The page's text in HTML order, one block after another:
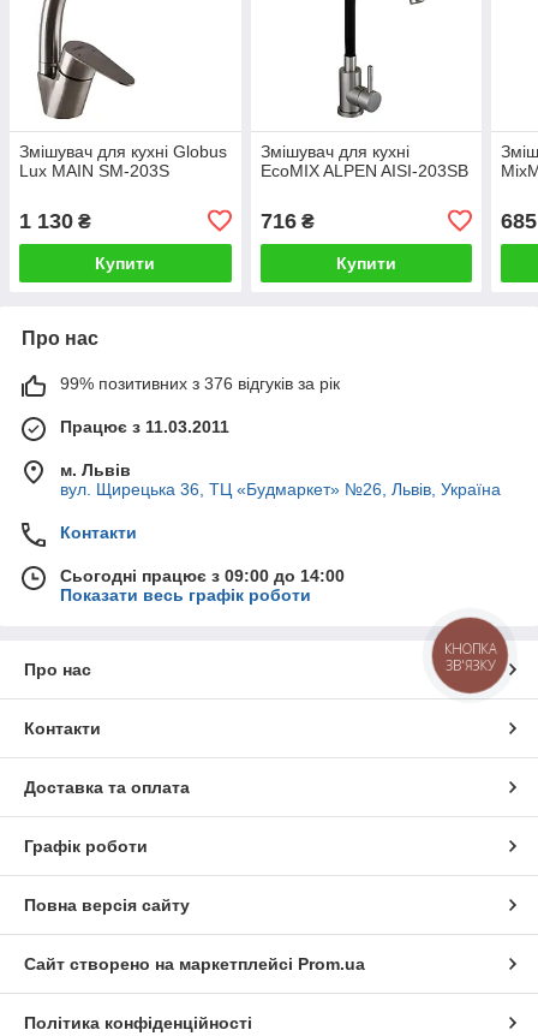
Змішувач для кухні Globus
Lux MAIN SM-203S
1 130 ₴
Купити
Змішувач для кухні
EcoMIX ALPEN AISI-203SB
716₴
Купити
685
Про нас
99% позитивних з 376 відгуків за рік
Працює з 11.03.2011
м. Львів
вул. Щирецька 36, ТЦ «Будмаркет» №26, Львів, Україна
Контакти
Сьогодні працює з 09:00 до 14:00
Показати весь графік роботи
Про нас
Контакти
Доставка та оплата
Графік роботи
Повна версія сайту
Сайт створено на маркетплейсі Prom.ua
Політика конфіденційності
КНОПКА
ЗВ'ЯЗКУ